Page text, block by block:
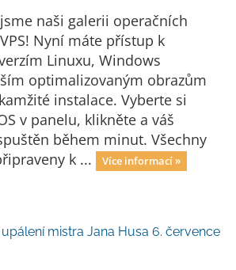
naši galerii operačních
Nyní máte přístup k
Linuxu, Windows
optimalizovaným obr­azům
instalace. Vyberte si
v panelu, klikněte a váš
během minut. Všechny
k ...
Více informací »
upálení mistra Jana Husa 6. července